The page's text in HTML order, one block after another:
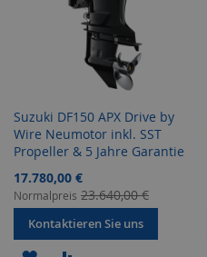
Suzuki DF150 APX Drive by
Wire Neumotor inkl. SST
Propeller & 5 Jahre Garantie
Sonderangebot
17.780,00 €
Normalpreis 23.640,00 €
Kontaktieren Sie uns